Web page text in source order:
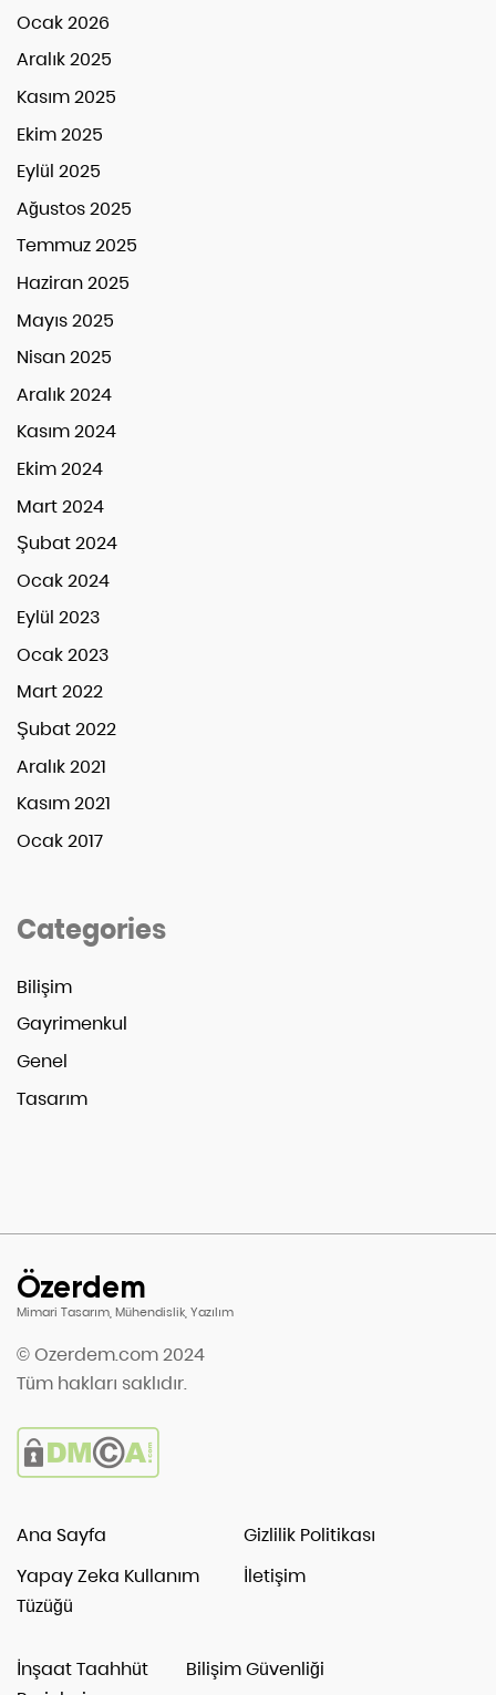
Ocak 2026
Aralık 2025
Kasım 2025
Ekim 2025
Eylül 2025
Ağustos 2025
Temmuz 2025
Haziran 2025
Mayıs 2025
Nisan 2025
Aralık 2024
Kasım 2024
Ekim 2024
Mart 2024
Şubat 2024
Ocak 2024
Eylül 2023
Ocak 2023
Mart 2022
Şubat 2022
Aralık 2021
Kasım 2021
Ocak 2017
Categories
Bilişim
Gayrimenkul
Genel
Tasarım
Özerdem
Mimari Tasarım, Mühendislik, Yazılım
© Ozerdem.com 2024
Tüm hakları saklıdır.
Ana Sayfa
Gizlilik Politikası
Yapay Zeka Kullanım
Tüzüğü
İletişim
İnşaat Taahhüt
Bilişim Güvenliği